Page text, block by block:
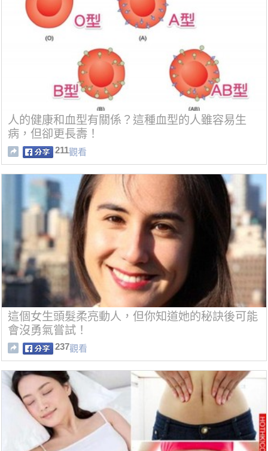
人的健康和血型有關係？這種血型的人雖容易生
病，但卻更長壽！
211觀看
這個女生頭髮柔亮動人，但你知道她的秘訣後可能
會沒勇氣嘗試！
237觀看